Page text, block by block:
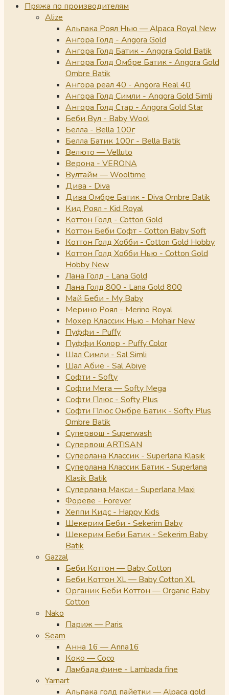
Пряжа по производителям
Alize
Альпака Роял Нью — Alpaca Royal New
Ангора Голд - Angora Gold
Ангора Голд Батик - Angora Gold Batik
Ангора Голд Омбре Батик - Angora Gold
Ombre Batik
Ангора реал 40 - Angora Real 40
Ангора Голд Симли - Angora Gold Simli
Ангора Голд Стар - Angora Gold Star
Беби Вул - Baby Wool
Белла - Bella 100г
Белла Батик 100г - Bella Batik
Велюто — Velluto
Верона - VERONA
Вултайм — Wooltime
Дива - Diva
Дива Омбре Батик - Diva Ombre Batik
Кид Роял - Kid Royal
Коттон Голд - Cotton Gold
Коттон Беби Софт - Cotton Baby Soft
Коттон Голд Хобби - Cotton Gold Hobby
Коттон Голд Хобби Нью - Cotton Gold
Hobby New
Лана Голд - Lana Gold
Лана Голд 800 - Lana Gold 800
Май Беби - My Baby
Мерино Роял - Merino Royal
Мохер Классик Нью - Mohair New
Пуффи - Puffy
Пуффи Колор - Puffy Color
Шал Симли - Sal Simli
Шал Абие - Sal Abiye
Софти - Softy
Софти Мега — Softy Mega
Софти Плюс - Softy Plus
Софти Плюс Омбре Батик - Softy Plus
Ombre Batik
Супервош - Superwash
Супервош ARTISAN
Суперлана Классик - Superlana Klasik
Суперлана Классик Батик - Superlana
Klasik Batik
Суперлана Макси - Superlana Maxi
Фореве - Forever
Хеппи Кидс - Happy Kids
Шекерим Беби - Sekerim Baby
Шекерим Беби Батик - Sekerim Baby
Batik
Gazzal
Беби Коттон — Baby Cotton
Беби Коттон XL — Baby Cotton XL
Органик Беби Коттон — Organic Baby
Cotton
Nako
Париж — Paris
Seam
Анна 16 — Anna16
Коко — Coco
Ламбада фине - Lambada fine
Yarnart
Альпака голд пайетки — Alpaca gold